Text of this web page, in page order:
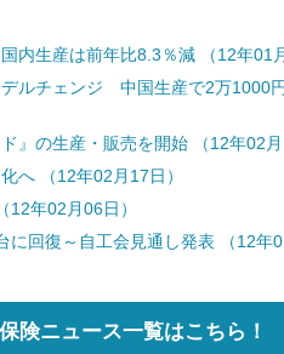
生産は前年比8.3％減 （12年01
ルチェンジ 中国生産で2万1000
』の生産・販売を開始 （12年02月
へ （12年02月17日）
年02月06日）
回復～自工会見通し発表 （12年
険ニュース一覧はこちら！